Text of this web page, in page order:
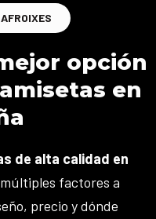
opción
en
de alta calidad en
factores a
precio y dónde